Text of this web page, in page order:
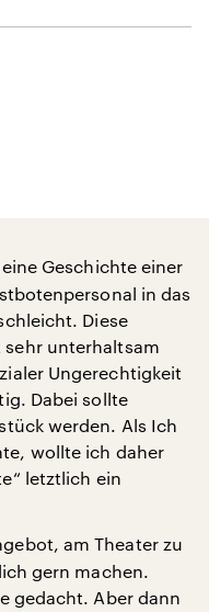
eine Geschichte einer
in das
Diese
unterhaltsam
Ungerechtigkeit
Dabei sollte
werden. Als Ich
wollte ich daher
letztlich ein
am Theater zu
gern machen.
gedacht. Aber dann